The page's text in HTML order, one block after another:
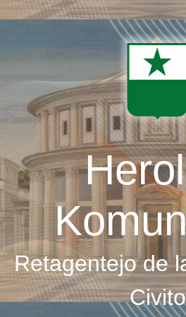
Skip
Retagentejo de
Civito